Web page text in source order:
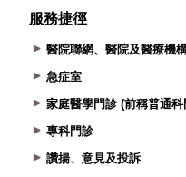
服務捷徑
醫院聯網、醫院及醫療機
急症室
家庭醫學門診 (前稱普通科
專科門診
讚揚、意見及投訴